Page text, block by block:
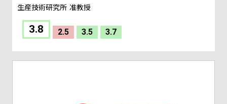
生産技術研究所 准教授
3.8 2.5 3.5 3.7